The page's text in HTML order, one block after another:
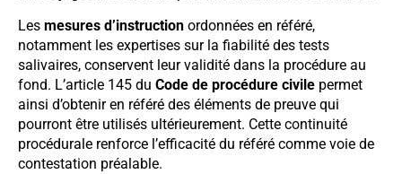
Les mesures d’instruction ordonnées en référé,
notamment les expertises sur la fiabilité des tests
salivaires, conservent leur validité dans la procédure au
fond. L’article 145 du Code de procédure civile permet
ainsi d’obtenir en référé des éléments de preuve qui
pourront être utilisés ultérieurement. Cette continuité
procédurale renforce l’efficacité du référé comme voie de
contestation préalable.